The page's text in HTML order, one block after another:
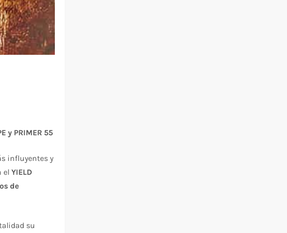
y PRIMER 55
influyentes y
elYIELD
de
su